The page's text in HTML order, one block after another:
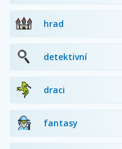
hrad
detektivní
draci
fantasy